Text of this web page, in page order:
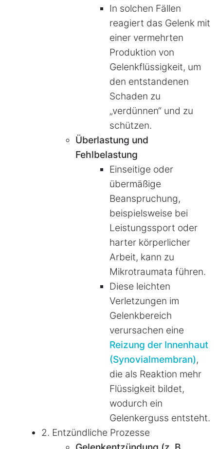
In solchen Fällen
reagiert das Gelenk mit
einer vermehrten
Produktion von
Gelenkflüssigkeit, um
den entstandenen
Schaden zu
„verdünnen“ und zu
schützen.
Überlastung und
Fehlbelastung
Einseitige oder
übermäßige
Beanspruchung,
beispielsweise bei
Leistungssport oder
harter körperlicher
Arbeit, kann zu
Mikrotraumata führen.
Diese leichten
Verletzungen im
Gelenkbereich
verursachen eine
Reizung der Innenhaut
(Synovialmembran),
die als Reaktion mehr
Flüssigkeit bildet,
wodurch ein
Gelenkerguss entsteht.
2. Entzündliche Prozesse